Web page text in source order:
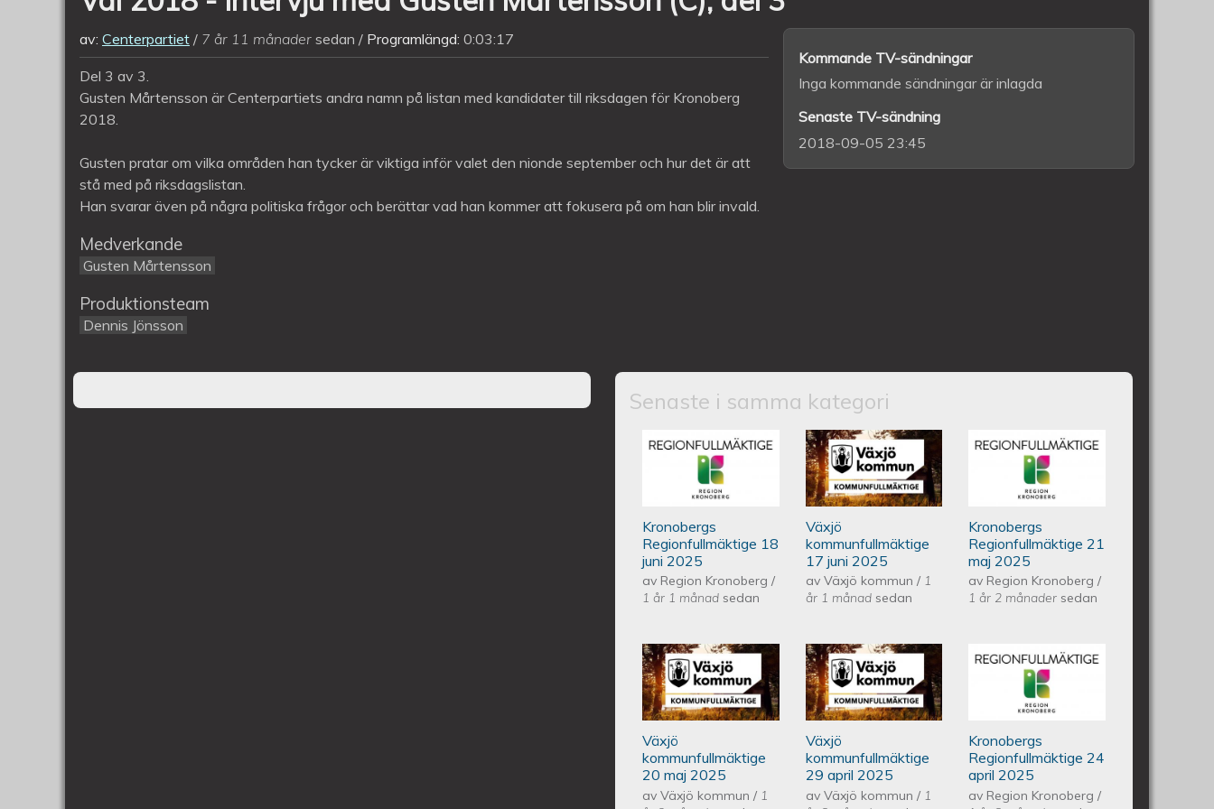
av: Centerpartiet 7 år 11 månader sedan Programlängd: 0:03:17
Del 3 av 3.
Gusten Mårtensson är Centerpartiets andra namn på listan med kandidater till riksdagen för Kronoberg
2018.
Gusten pratar om vilka områden han tycker är viktiga inför valet den nionde september och hur det är att
stå med på riksdagslistan.
Han svarar även på några politiska frågor och berättar vad han kommer att fokusera på om han blir invald.
Medverkande
Gusten Mårtensson
Produktionsteam
Dennis Jönsson
Kommande TV-sändningar
Inga kommande sändningar är inlagda
Senaste TV-sändning
2018-09-05 23:45
Senaste i samma kategori
Kronobergs regionfullmäktige 18 juni 2025
Kronobergs
Regionfullmäktige 18
juni 2025
av Region Kronoberg/
1 år 1 månad sedan
Växjös kommunfullmäktige 17
juni 2025
Växjö
kommunfullmäktige
17 juni 2025
av Växjö kommun / 1
år 1 månadsedan
Kronobergs
regionfullmäktige
21 maj 2025
Kronobergs
Regionfullmäktige 21
maj 2025
av Region Kronoberg/
1 år 2 månader sedan
Växjös kommunfullmäktige 20 maj 2025
Växjö
kommunfullmäktige
20 maj 2025
avVäxjö kommun/ 1
Växjös kommunfullmäktige 29
april 2025
Växjö
kommunfullmäktige
29 april 2025
av Växjö kommun / 1
Kronobergs
regionfullmäktige
24 april 2025
Kronobergs
Regionfullmäktige 24
april 2025
av Region Kronoberg/